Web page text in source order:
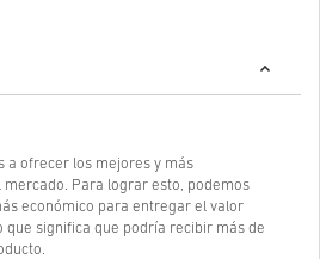
a ofrecer los mejores y más
Para lograr esto, podemos
económico para entregar el valor
que significa que podría recibir más de